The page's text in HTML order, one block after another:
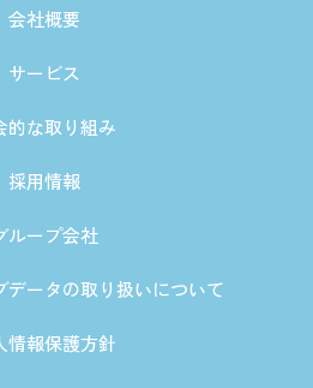
会社概要
サービス
的な取り組み
採用情報
ループ会社
データの取り扱いについて
情報保護方針